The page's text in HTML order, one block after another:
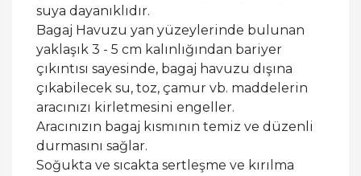
suya dayanıklıdır.
Bagaj Havuzu yan yüzeylerinde bulunan
yaklaşık 3 - 5 cm kalınlığından bariyer
çıkıntısı sayesinde, bagaj havuzu dışına
çıkabilecek su, toz, çamur vb. maddelerin
aracınızı kirletmesini engeller.
Aracınızın bagaj kısmının temiz ve düzenli
durmasını sağlar.
Soğukta ve sıcakta sertleşme ve kırılma